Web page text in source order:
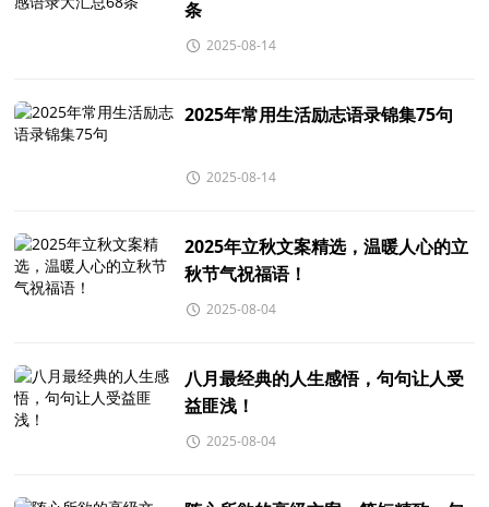
条
2025-08-14
2025年常用生活励志语录锦集75句
2025-08-14
2025年立秋文案精选，温暖人心的立
秋节气祝福语！
2025-08-04
八月最经典的人生感悟，句句让人受
益匪浅！
2025-08-04